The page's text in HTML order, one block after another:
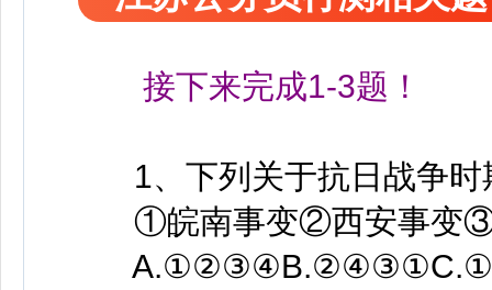
接下来完成1-3题！
1、下列关于抗日战争时
①皖南事变②西安事变③